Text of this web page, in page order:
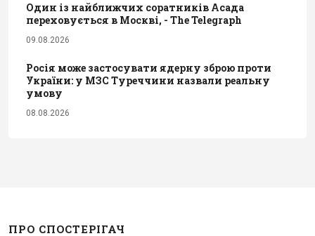
Один із найближчих соратників Асада
переховується в Москві, - The Telegraph
09.08.2026
Росія може застосувати ядерну зброю проти
України: у МЗС Туреччини назвали реальну
умову
08.08.2026
ПРО СПОСТЕРІГАЧ